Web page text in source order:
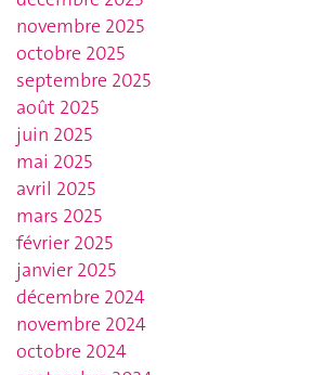
novembre 2025
octobre 2025
septembre 2025
août 2025
juin 2025
mai 2025
avril 2025
mars 2025
février 2025
janvier 2025
décembre 2024
novembre 2024
octobre 2024